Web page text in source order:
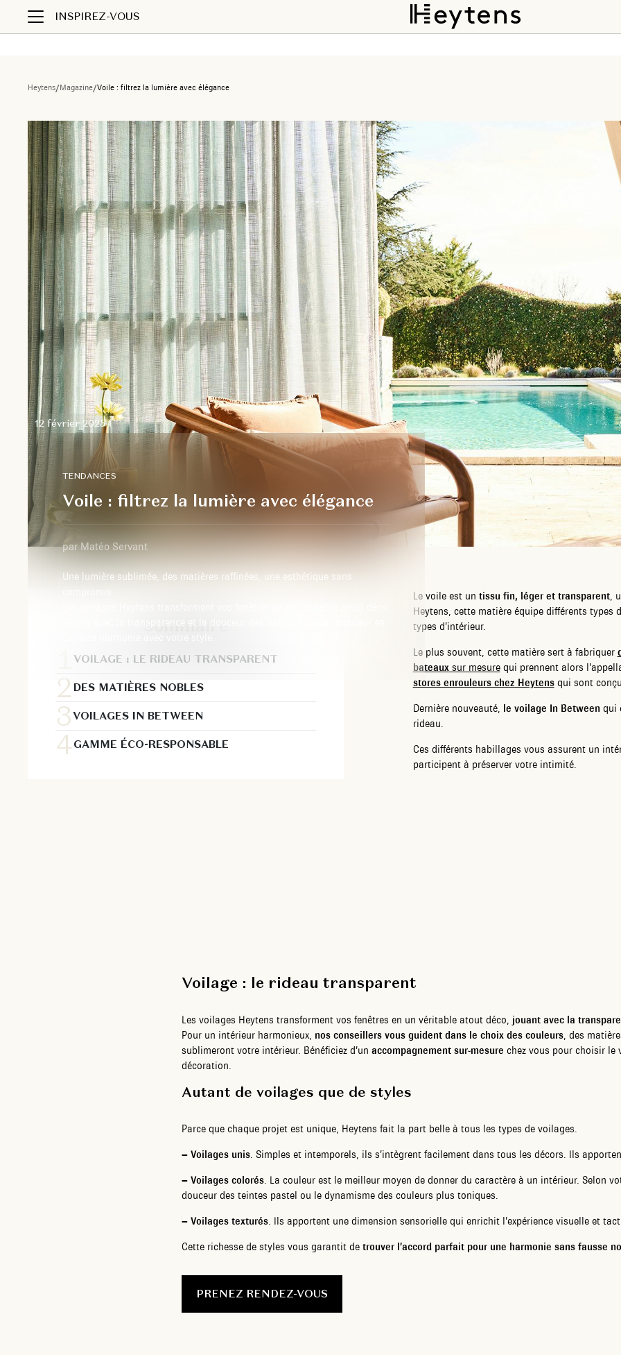
INSPIREZ-VOUS
Heytens/Magazine/Voile : filtrez la lumière avec élégance
12 février 2025
TENDANCES
Voile : filtrez la lumière avec élégance
par Matéo Servant
Une lumière sublimée, des matières raffinées, une esthétique sans
Sommaire
VOILAGE : LE RIDEAU TRANSPARENT
DES MATIÈRES NOBLES
VOILAGES IN BETWEEN
GAMME ÉCO-RESPONSABLE
Le voile est un tissu fin, léger et transparent,
Heytens, cette matière équipe différents types
types d’intérieur.
Le plus souvent, cette matière sert à fabriquer
bateauxsur mesurequi prennent alors
stores enrouleurs chez Heytensqui sont
Dernière nouveauté, le voilage In Betweenqui
rideau.
Ces différents habillages vous assurent un
participent à préserver votre intimité.
Voilage : le rideau transparent
Les voilages Heytens transforment vos fenêtres en un véritable atout déco, jouant avec la
Pour un intérieur harmonieux, nos conseillers vous guident dans le choix des couleurs, des
sublimeront votre intérieur. Bénéficiez d’un accompagnement sur-mesure chez vous pour choisir le
décoration.
Autant de voilages que de styles
Parce que chaque projet est unique, Heytens fait la part belle à tous les types de voilages.
– Voilages unis. Simples et intemporels, ils s’intègrent facilement dans tous les décors. Ils
– Voilages colorés. La couleur est le meilleur moyen de donner du caractère à un intérieur. Selon
douceur des teintes pastel ou le dynamisme des couleurs plus toniques.
– Voilages texturés. Ils apportent une dimension sensorielle qui enrichit l’expérience visuelle et
Cette richesse de styles vous garantit de trouver l’accord parfait pour une harmonie sans fausse
PRENEZ RENDEZ-VOUS